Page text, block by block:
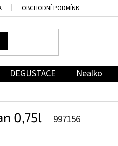
OBCHODNÍ PODMÍNKY
DEGUSTACE Nealko
0,75l 997156